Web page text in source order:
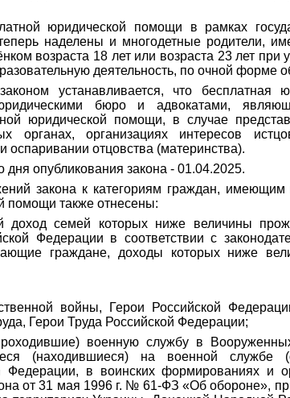
юридической помощи в рамках
наделены и многодетные родители,
возраста 18 лет или возраста 23 лет при
деятельность, по очной форме
устанавливается, что бесплатная
бюро и адвокатами,
юридической помощи, в случае
органах, организациях интересов
оспаривании отцовства (материнства).
дня опубликования закона - 01.04.2025.
закона к категориям граждан, имеющим
помощи также отнесены:
доход семей которых ниже величины
Федерации в соответствии с
граждане, доходы которых ниже
войны, Герои Российской
Герои Труда Российской Федерации;
военную службу в
(находившиеся) на военной службе
Федерации, в воинских формированиях и
от 31 мая 1996 г. № 61-ФЗ «Об обороне»,